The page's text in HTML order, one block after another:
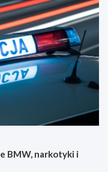
BMW, narkotyki i